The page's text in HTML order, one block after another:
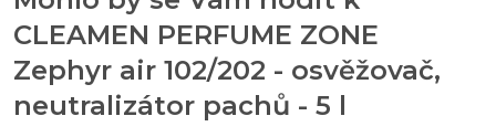
CLEAMEN PERFUME ZONE
Zephyr air 102/202 - osvěžovač,
neutralizátor pachů - 5 l